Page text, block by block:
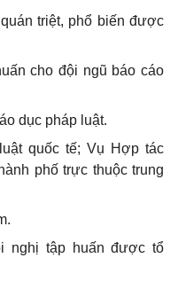
triệt, phổ biến được
cho đội ngũ báo cáo
dục pháp luật.
quốc tế; Vụ Hợp tác
phố trực thuộc trung
nghị tập huấn được tổ